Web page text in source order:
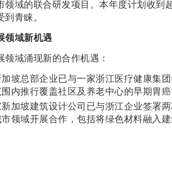
领域的联合研发项目。本年度计划收到
青睐。
领域新机遇
域涌现新的合作机遇：
坡总部企业已与一家浙江医疗健康集
内推行覆盖社区及养老中心的早期胃癌
加坡建筑设计公司已与浙江企业签署
领域开展合作，包括将绿色材料融入